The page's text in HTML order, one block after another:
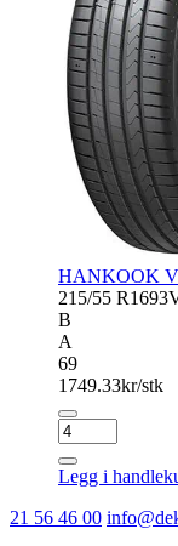
HANKOOK
215/55 R16
B
A
69
1749.33kr/stk
HANKOOK
VENTUS
PRIME4
K135
antall
Legg i
21 56 46 00